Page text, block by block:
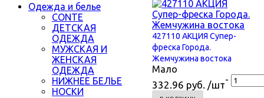
Одежда и белье
CONTE
ДЕТСКАЯ
ОДЕЖДА
МУЖСКАЯ И
ЖЕНСКАЯ
ОДЕЖДА
НИЖНЕЕ БЕЛЬЕ
НОСКИ
427110 АКЦИЯ Супер-
фреска Города.
Жемчужина востока
Мало
332.96 руб. /шт-